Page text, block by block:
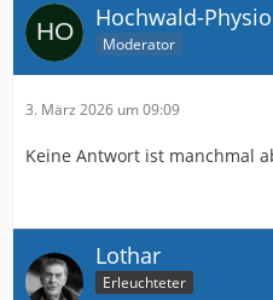
Hochwald-Physio
Moderator
3. März 2026 um 09:09
Keine Antwort ist manchmal
Lothar
Erleuchteter